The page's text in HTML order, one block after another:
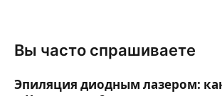
Вы часто спрашиваете
Эпиляция диодным лазером: